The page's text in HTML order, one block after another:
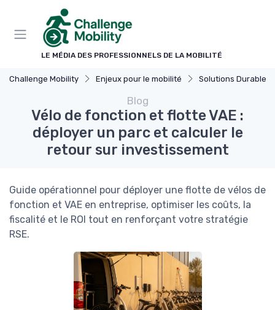
LE MÉDIA DES PROFESSIONNELS DE LA MOBILITÉ
Challenge Mobility Enjeux pour le mobilité Solutions Durables
Blog
Vélo de fonction et flotte VAE :
déployer un parc et calculer le
retour sur investissement
Guide opérationnel pour déployer une flotte de vélos de
fonction et VAE en entreprise, optimiser les coûts, la
fiscalité et le ROI tout en renforçant votre stratégie
RSE.
Panneau de gestion des cookies